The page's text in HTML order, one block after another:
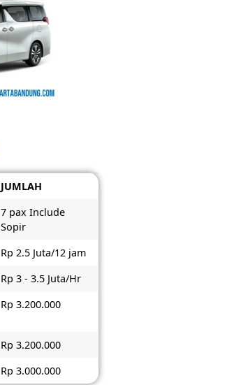
JUMLAH
7 pax Include
Sopir
Rp 2.5 Juta/12 jam
Rp 3 - 3.5 Juta/Hr
Rp 3.200.000
Rp 3.200.000
Rp 3.000.000